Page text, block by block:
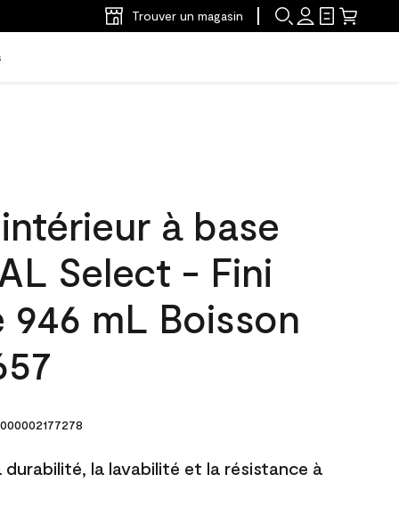
Trouver un magasin
à base
Select - Fini
mL Boisson
la lavabilité et la résistance à